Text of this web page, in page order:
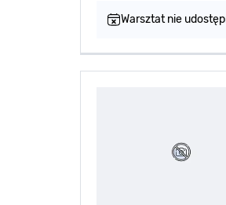
Warsztat nie